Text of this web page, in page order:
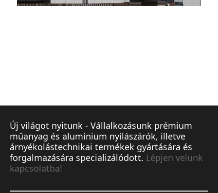
Új világot nyitunk - Vállalkozásunk prémium
műanyag és alumínium nyílászárók, illetve
árnyékolástechnikai termékek gyártására és
forgalmazására specializálódott. Lépjen velünk
kapcsolatba!